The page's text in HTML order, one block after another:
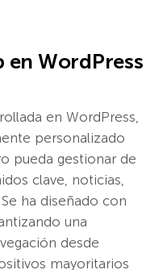
WordPress
en WordPress,
personalizado
pueda gestionar de
clave, noticias,
ha diseñado con
una
desde
mayoritarios